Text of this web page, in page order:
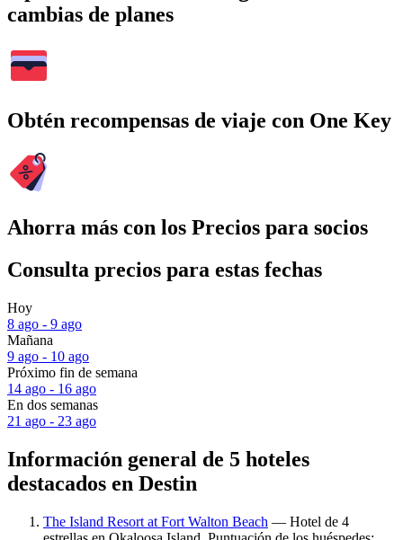
cambias de planes
Obtén recompensas de viaje con One Key
Ahorra más con los Precios para socios
Consulta precios para estas fechas
Hoy
8 ago - 9 ago
Mañana
9 ago - 10 ago
Próximo fin de semana
14 ago - 16 ago
En dos semanas
21 ago - 23 ago
Información general de 5 hoteles
destacados en Destin
The Island Resort at Fort Walton Beach — Hotel de 4